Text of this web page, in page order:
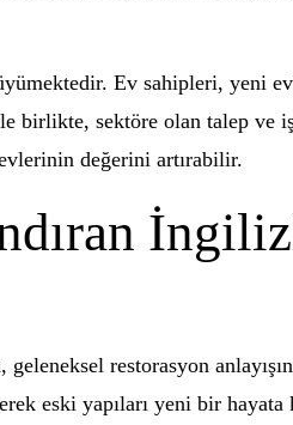
Ev sahipleri, yeni
sektöre olan talep ve
değerini artırabilir.
restorasyon
eski yapıları yeni bir